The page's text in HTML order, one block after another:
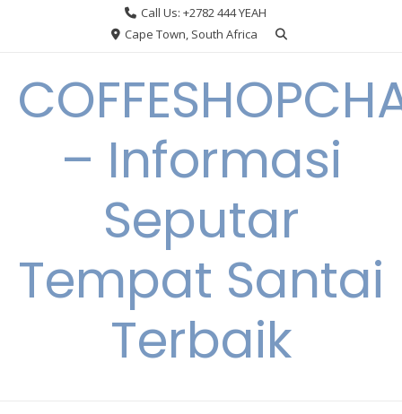
Call Us: +2782 444 YEAH
Cape Town, South Africa
– Informasi
Seputar
Tempat Santai
Terbaik